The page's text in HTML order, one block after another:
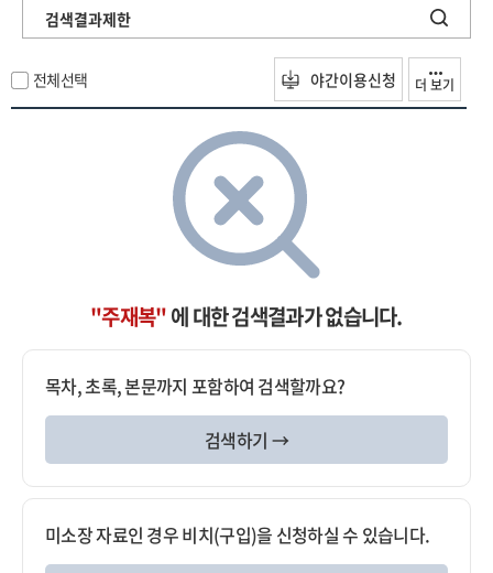
검색결과제한
전체선택 야간이용신청 더 보기
"주재복"에 대한 검색결과가 없습니다.
목차, 초록, 본문까지 포함하여 검색할까요?
검색하기 →
미소장 자료인 경우 비치(구입)을 신청하실 수 있습니다.